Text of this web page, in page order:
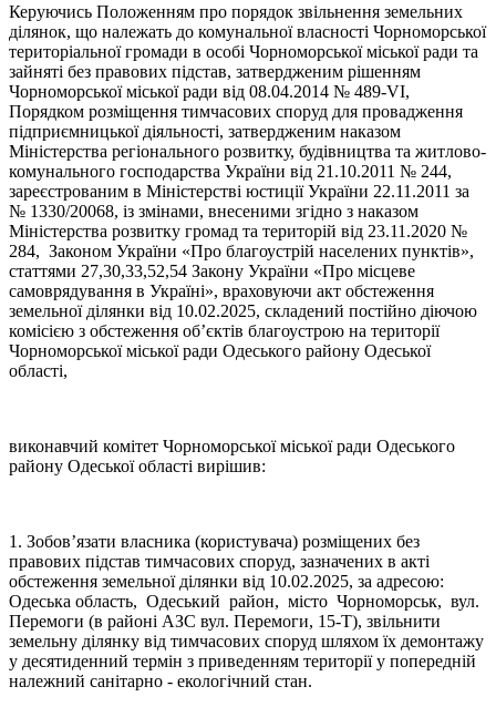
Керуючись Положенням про порядок звільнення земельних
ділянок, що належать до комунальної власності Чорноморської
територіальної громади в особі Чорноморської міської ради та
зайняті без правових підстав, затвердженим рішенням
Чорноморської міської ради від 08.04.2014 № 489-VI,
Порядком розміщення тимчасових споруд для провадження
підприємницької діяльності, затвердженим наказом
Міністерства регіонального розвитку, будівництва та житлово-
комунального господарства України від 21.10.2011 № 244,
зареєстрованим в Міністерстві юстиції України 22.11.2011 за
№ 1330/20068, із змінами, внесеними згідно з наказом
Міністерства розвитку громад та територій від 23.11.2020 №
284, Законом України «Про благоустрій населених пунктів»,
статтями 27,30,33,52,54 Закону України «Про місцеве
самоврядування в Україні», враховуючи акт обстеження
земельної ділянки від 10.02.2025, складений постійно діючою
комісією з обстеження об’єктів благоустрою на території
Чорноморської міської ради Одеського району Одеської
області,
виконавчий комітет Чорноморської міської ради Одеського
району Одеської області вирішив:
1. Зобов’язати власника (користувача) розміщених без
правових підстав тимчасових споруд, зазначених в акті
обстеження земельної ділянки від 10.02.2025, за адресою:
Одеська область, Одеський район, місто Чорноморськ, вул.
Перемоги (в районі АЗС вул. Перемоги, 15-Т), звільнити
земельну ділянку від тимчасових споруд шляхом їх демонтажу
у десятиденний термін з приведенням території у попередній
належний санітарно - екологічний стан.